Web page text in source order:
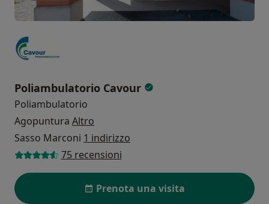
Poliambulatorio Cavour
Poliambulatorio
Agopuntura Altro
Sasso Marconi 1 indirizzo
75 recensioni
Prenota una visita